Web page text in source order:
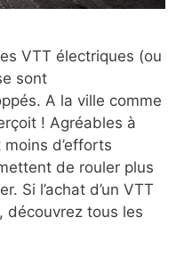
VTT électriques (ou
sont
A la ville comme
! Agréables à
d’efforts
de rouler plus
Si l’achat d’un VTT
découvrez tous les